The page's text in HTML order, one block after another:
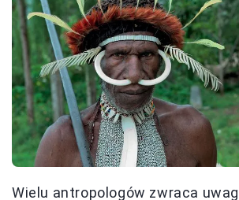
Wielu antropologów zwraca